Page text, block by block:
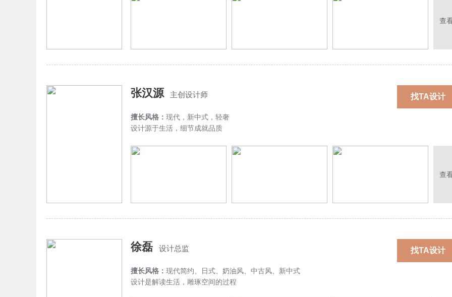
查
张汉源 主创设计师 找TA设计
擅长风格： 现代，新中式，轻奢
设计源于生活，细节成就品质
查
徐磊 设计总监 找TA设计
擅长风格： 现代简约、日式、奶油风、中古风、新中式
设计是解读生活，雕琢空间的过程